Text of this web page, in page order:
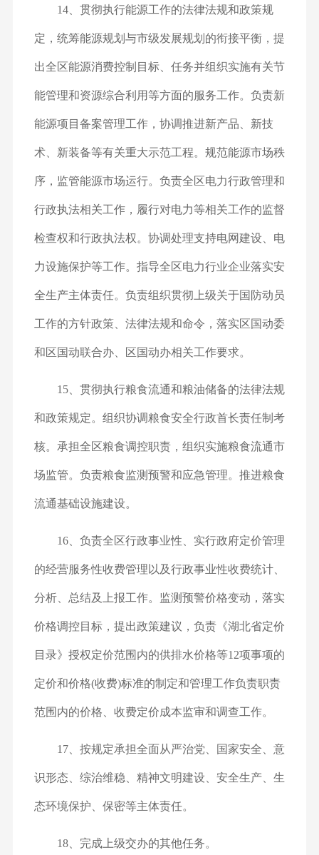
14、贯彻执行能源工作的法律法规和政策规
定，统筹能源规划与市级发展规划的衔接平衡，提
出全区能源消费控制目标、任务并组织实施有关节
能管理和资源综合利用等方面的服务工作。负责新
能源项目备案管理工作，协调推进新产品、新技
术、新装备等有关重大示范工程。规范能源市场秩
序，监管能源市场运行。负责全区电力行政管理和
行政执法相关工作，履行对电力等相关工作的监督
检查权和行政执法权。协调处理支持电网建设、电
力设施保护等工作。指导全区电力行业企业落实安
全生产主体责任。负责组织贯彻上级关于国防动员
工作的方针政策、法律法规和命令，落实区国动委
和区国动联合办、区国动办相关工作要求。
15、贯彻执行粮食流通和粮油储备的法律法规
和政策规定。组织协调粮食安全行政首长责任制考
核。承担全区粮食调控职责，组织实施粮食流通市
场监管。负责粮食监测预警和应急管理。推进粮食
流通基础设施建设。
16、负责全区行政事业性、实行政府定价管理
的经营服务性收费管理以及行政事业性收费统计、
分析、总结及上报工作。监测预警价格变动，落实
价格调控目标，提出政策建议，负责《湖北省定价
目录》授权定价范围内的供排水价格等12项事项的
定价和价格(收费)标准的制定和管理工作负责职责
范围内的价格、收费定价成本监审和调查工作。
17、按规定承担全面从严治党、国家安全、意
识形态、综治维稳、精神文明建设、安全生产、生
态环境保护、保密等主体责任。
18、完成上级交办的其他任务。